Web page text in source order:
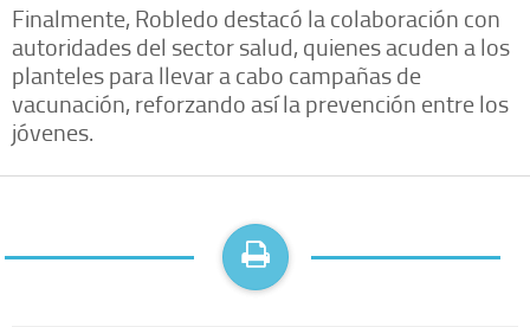
Finalmente, Robledo destacó la colaboración con
autoridades del sector salud, quienes acuden a los
planteles para llevar a cabo campañas de
vacunación, reforzando así la prevención entre los
jóvenes.